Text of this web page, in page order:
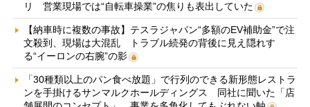
リ 営業現場では“自転車操業”の焦りも表出していた
【納車時に複数の事故】テスラジャパン“多額のEV補助金”で注
文殺到、現場は大混乱 トラブル続発の背後に見え隠れす
る“イーロンの右腕”の影
「30種類以上のパン食べ放題」で行列のできる新形態レストラ
ンを手掛けるサンマルクホールディングス 同社に聞いた「店